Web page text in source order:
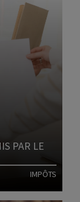
PAR LE
IMPÔTS